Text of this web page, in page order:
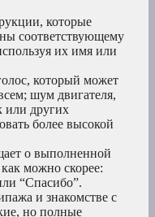
которые
соответствующему
их имя или
который может
шум двигателя,
или других
более высокой
о выполненной
как можно скорее:
“Спасибо”.
и знакомстве с
но полные